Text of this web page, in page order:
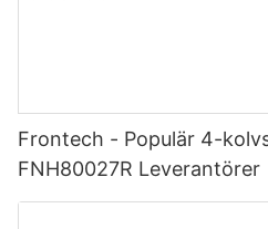
Frontech - Populär 4-
FNH80027R Leverantörer